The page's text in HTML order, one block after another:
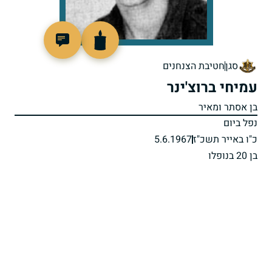
סגןחטיבת הצנחנים
עמיחי ברוצ'ינר
בן אסתר ומאיר
נפל ביום
כ"ו באייר תשכ"ז5.6.1967
בן 20 בנופלו